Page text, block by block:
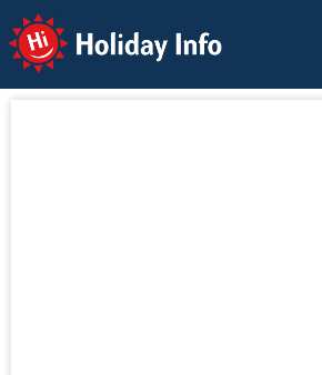
Holiday Info